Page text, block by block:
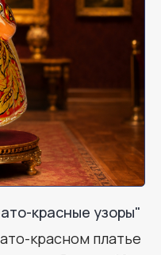
красные узоры"
красном платье